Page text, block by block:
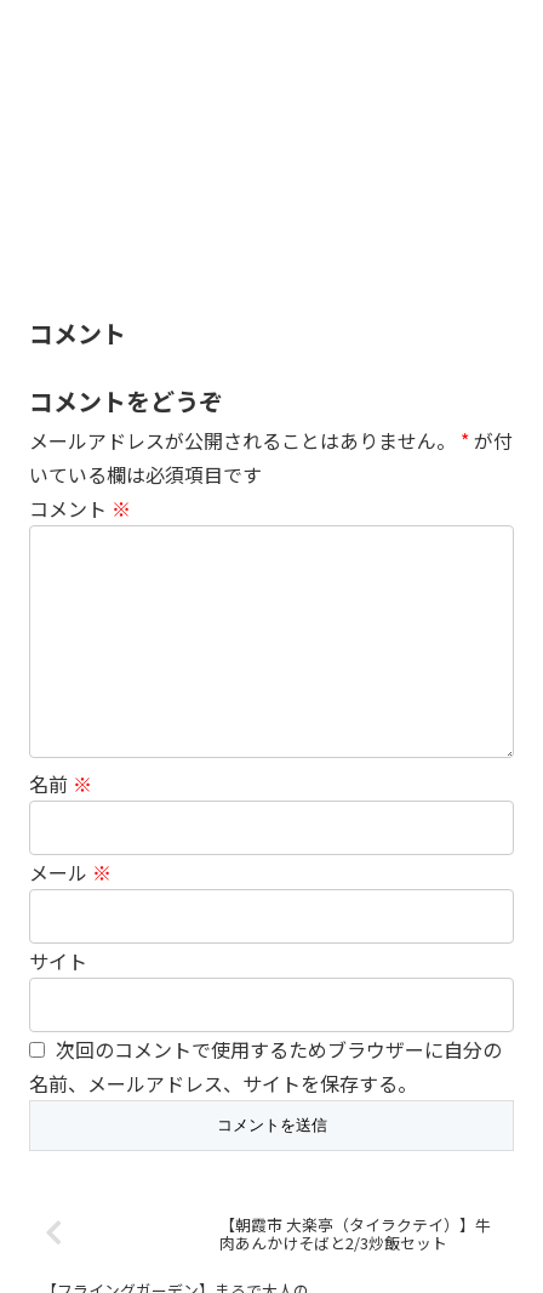
コメント
コメントをどうぞ
メールアドレスが公開されることはありません。 *が付
いている欄は必須項目です
コメント ※
名前 ※
メール ※
サイト
次回のコメントで使用するためブラウザーに自分の
名前、メールアドレス、サイトを保存する。
【朝霞市 大楽亭（タイラクテイ）】牛
肉あんかけそばと2/3炒飯セット